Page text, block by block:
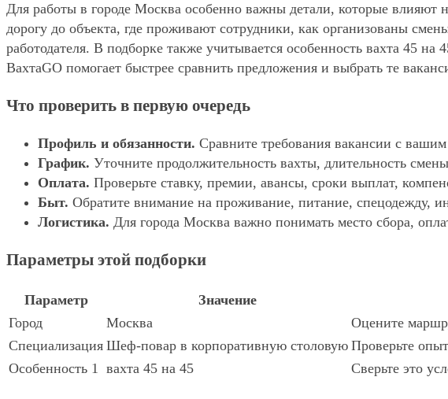
Для работы в городе Москва особенно важны детали, которые влияют
дорогу до объекта, где проживают сотрудники, как организованы
работодателя. В подборке также учитывается особенность вахта 45
ВахтаGO помогает быстрее сравнить предложения и выбрать те
Что проверить в первую очередь
Профиль и обязанности. Сравните требования вакансии с
График. Уточните продолжительность вахты, длительность
Оплата. Проверьте ставку, премии, авансы, сроки выплат,
Быт. Обратите внимание на проживание, питание, спецодежду,
Логистика. Для города Москва важно понимать место сбора,
Параметры этой подборки
Параметр Значение
Город
Москва
Оцените
Специализация Шеф-повар в корпоративную столовую Проверьте
Особенность 1 вахта 45 на 45 Сверьте это